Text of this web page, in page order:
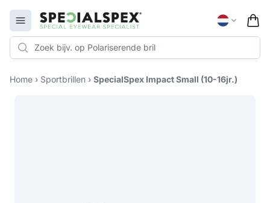
Open menu
Specialspex Logo
Home › Sportbrillen › SpecialSpex Impact Small (10-16jr.)